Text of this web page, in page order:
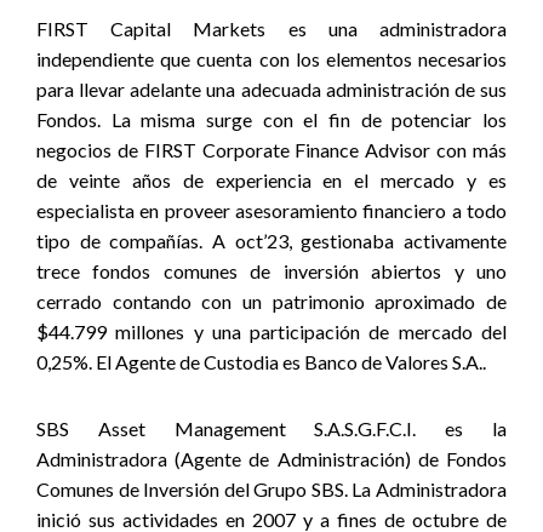
FIRST Capital Markets es una administradora
independiente que cuenta con los elementos necesarios
para llevar adelante una adecuada administración de sus
Fondos. La misma surge con el fin de potenciar los
negocios de FIRST Corporate Finance Advisor con más
de veinte años de experiencia en el mercado y es
especialista en proveer asesoramiento financiero a todo
tipo de compañías. A oct’23, gestionaba activamente
trece fondos comunes de inversión abiertos y uno
cerrado contando con un patrimonio aproximado de
$44.799 millones y una participación de mercado del
0,25%. El Agente de Custodia es Banco de Valores S.A..
SBS Asset Management S.A.S.G.F.C.I. es la
Administradora (Agente de Administración) de Fondos
Comunes de Inversión del Grupo SBS. La Administradora
inició sus actividades en 2007 y a fines de octubre de